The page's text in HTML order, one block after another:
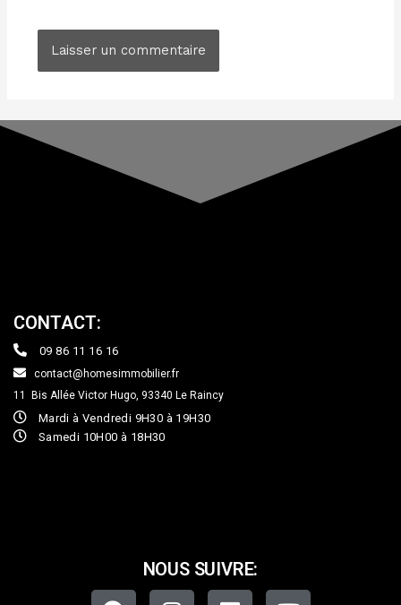
CONTACT:
09 86 11 16 16
contact@homesimmobilier.fr
11 Bis Allée Victor Hugo, 93340 Le Raincy
Mardi à Vendredi 9H30 à 19H30
Samedi 10H00 à 18H30
NOUS SUIVRE: